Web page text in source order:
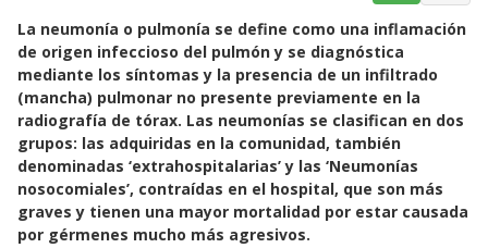
c
e
b
o
o
k
a
t
s
A
p
p
a
i
l
La neumonía o pulmonía se define como una inflamación
de origen infeccioso del pulmón y se diagnóstica
mediante los síntomas y la presencia de un infiltrado
(mancha) pulmonar no presente previamente en la
radiografía de tórax. Las neumonías se clasifican en dos
grupos: las adquiridas en la comunidad, también
denominadas ‘extrahospitalarias’ y las ‘Neumonías
nosocomiales’, contraídas en el hospital, que son más
graves y tienen una mayor mortalidad por estar causada
por gérmenes mucho más agresivos.